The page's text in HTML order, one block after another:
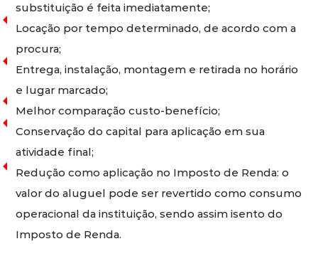
substituição é feita imediatamente;
Locação por tempo determinado, de acordo com a
procura;
Entrega, instalação, montagem e retirada no horário
e lugar marcado;
Melhor comparação custo-benefício;
Conservação do capital para aplicação em sua
atividade final;
Redução como aplicação no Imposto de Renda: o
valor do aluguel pode ser revertido como consumo
operacional da instituição, sendo assim isento do
Imposto de Renda.